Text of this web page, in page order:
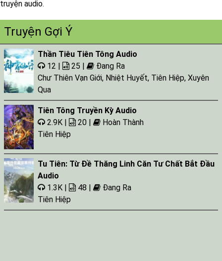
truyện audio.
Truyện Gợi Ý
Thần Tiêu Tiên Tông Audio
12 |
25 |
Đang Ra
Chư Thiên Vạn Giới, Nhiệt Huyết, Tiên Hiệp, Xuyên
Qua
Tiên Tông Truyền Kỳ Audio
2.9K |
20 |
Hoàn Thành
Tiên Hiệp
Tu Tiên: Từ Đề Thăng Linh Căn Tư Chất Bắt Đầu
Audio
1.3K |
48 |
Đang Ra
Tiên Hiệp